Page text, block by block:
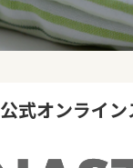
式オンライン